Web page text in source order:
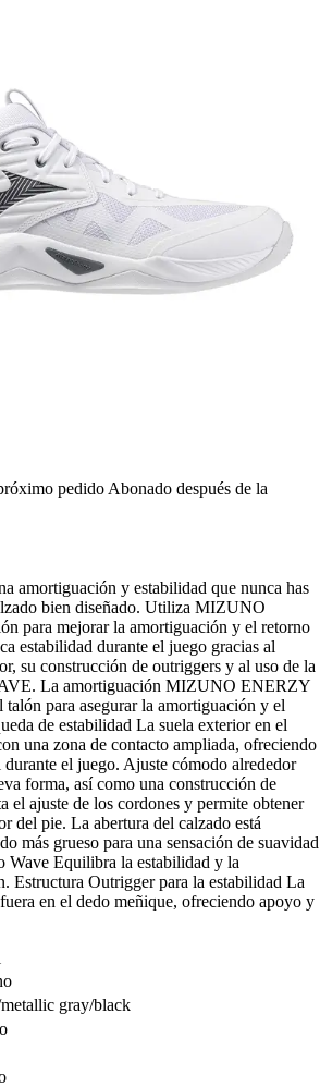
pedido Abonado después de la
amortiguación y estabilidad que nunca has
bien diseñado. Utiliza MIZUNO
para mejorar la amortiguación y el retorno
estabilidad durante el juego gracias al
su construcción de outriggers y al uso de la
La amortiguación MIZUNO ENERZY
para asegurar la amortiguación y el
de estabilidad La suela exterior en el
una zona de contacto ampliada, ofreciendo
el juego. Ajuste cómodo alrededor
forma, así como una construcción de
el ajuste de los cordones y permite obtener
del pie. La abertura del calzado está
más grueso para una sensación de suavidad
Wave Equilibra la estabilidad y la
Estructura Outrigger para la estabilidad La
en el dedo meñique, ofreciendo apoyo y
gray/black